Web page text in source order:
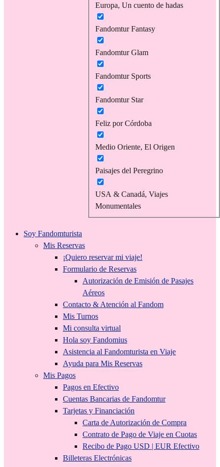
Europa, Un cuento de hadas
Fandomtur Fantasy
Fandomtur Glam
Fandomtur Sports
Fandomtur Star
Feliz por Córdoba
Medio Oriente, El Origen
Paisajes del Peregrino
USA & Canadá, Viajes
Monumentales
Soy Fandomturista
Mis Reservas
¡Quiero reservar mi viaje!
Formulario de Reservas
Autorización de Emisión de Pasajes
Aéreos
Contacto & Atención al Fandom
Mis Turnos
Mi consulta virtual
Hola soy Fandomius
Asistencia al Fandomturista en Viaje
Ayuda para Mis Reservas
Mis Pagos
Pagos en Efectivo
Cuentas Bancarias de Fandomtur
Tarjetas y Financiación
Carta de Autorización de Compra
Contrato de Pago de Viaje en Cuotas
Recibo de Pago USD | EUR Efectivo
Billeteras Electrónicas